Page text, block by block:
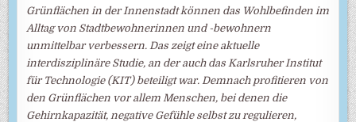
Grünflächen in der Innenstadt können das Wohlbefinden im
Alltag von Stadtbewohnerinnen und -bewohnern
unmittelbar verbessern. Das zeigt eine aktuelle
interdisziplinäre Studie, an der auch das Karlsruher Institut
für Technologie (KIT) beteiligt war. Demnach profitieren von
den Grünflächen vor allem Menschen, bei denen die
Gehirnkapazität, negative Gefühle selbst zu regulieren,